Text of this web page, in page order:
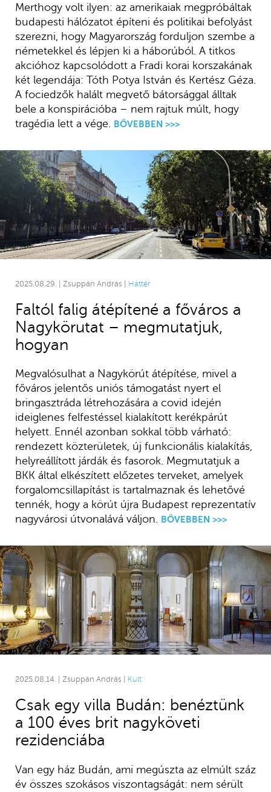
Merthogy volt ilyen: az amerikaiak megpróbáltak
budapesti hálózatot építeni és politikai befolyást
szerezni, hogy Magyarország forduljon szembe a
németekkel és lépjen ki a háborúból. A titkos
akcióhoz kapcsolódott a Fradi korai korszakának
két legendája: Tóth Potya István és Kertész Géza.
A fociedzők halált megvető bátorsággal álltak
bele a konspirációba – nem rajtuk múlt, hogy
tragédia lett a vége.
BŐVEBBEN >>>
2025.08.29. | Zsuppán András | Háttér
Faltól falig átépítené a főváros a
Nagykörutat – megmutatjuk,
hogyan
Megvalósulhat a Nagykörút átépítése, mivel a
főváros jelentős uniós támogatást nyert el
bringasztráda létrehozására a covid idején
ideiglenes felfestéssel kialakított kerékpárút
helyett. Ennél azonban sokkal több várható:
rendezett közterületek, új funkcionális kialakítás,
helyreállított járdák és fasorok. Megmutatjuk a
BKK által elkészített előzetes terveket, amelyek
forgalomcsillapítást is tartalmaznak és lehetővé
tennék, hogy a körút újra Budapest reprezentatív
nagyvárosi útvonalává váljon. BŐVEBBEN >>>
2025.08.14. | Zsuppán András | Kult
Csak egy villa Budán: benéztünk
a 100 éves brit nagyköveti
rezidenciába
Van egy ház Budán, ami megúszta az elmúlt száz
év összes szokásos viszontagságát: nem sérült